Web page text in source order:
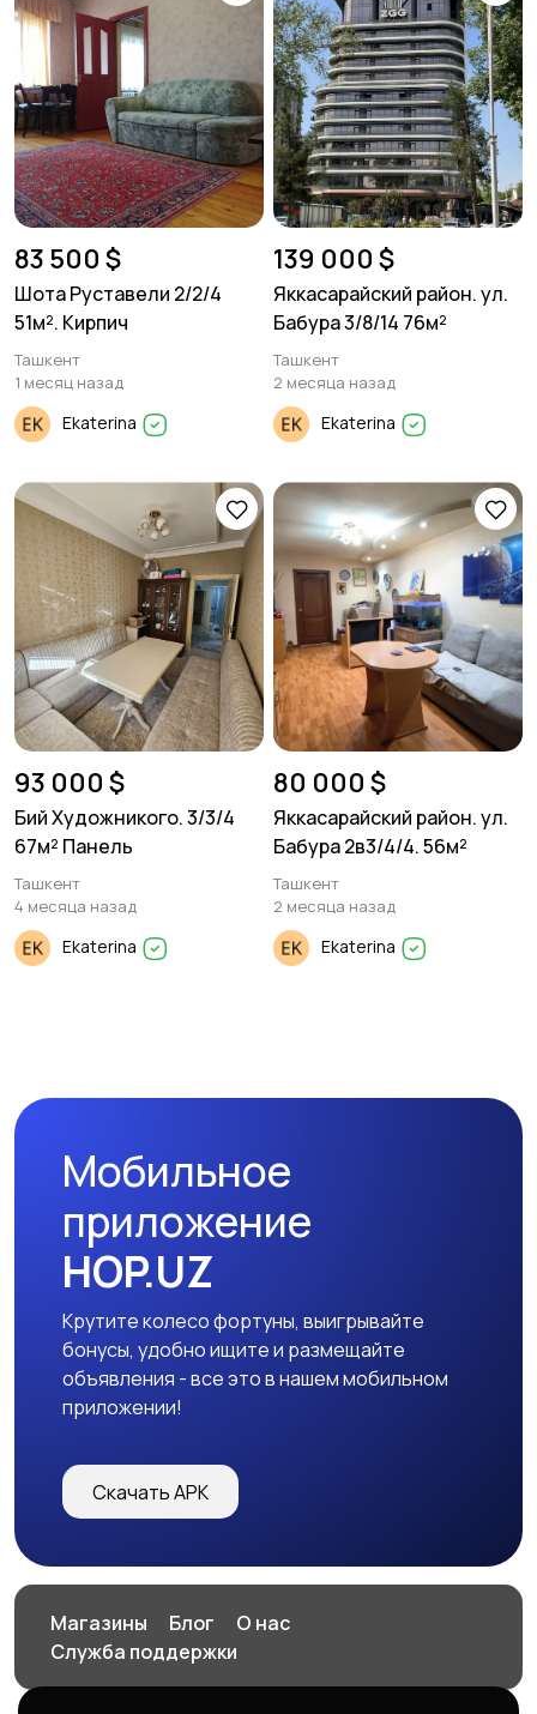
83 500 $
Шота Руставели 2/2/4
51м². Кирпич
Ташкент
1 месяц назад
Ekaterina
139 000 $
Яккасарайский район. ул.
Бабура 3/8/14 76м²
Ташкент
2 месяца назад
Ekaterina
93 000 $
Бий Художникого. 3/3/4
67м² Панель
Ташкент
4 месяца назад
Ekaterina
80 000 $
Яккасарайский район. ул.
Бабура 2в3/4/4. 56м²
Ташкент
2 месяца назад
Ekaterina
Мобильное
приложение
HOP.UZ
Крутите колесо фортуны, выигрывайте
бонусы, удобно ищите и размещайте
объявления - все это в нашем мобильном
приложении!
Скачать APK
Магазины Блог
О нас
Служба поддержки